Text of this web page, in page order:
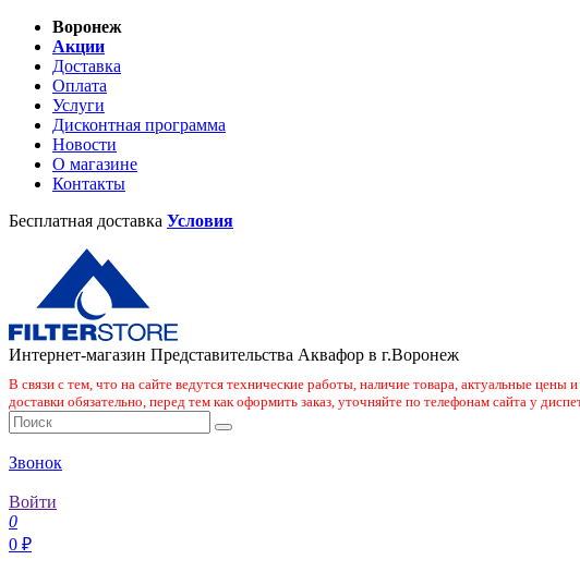
Воронеж
Акции
Доставка
Оплата
Услуги
Дисконтная программа
Новости
О магазине
Контакты
Бесплатная доставка Условия
Интернет-магазин Представительства Аквафор в г.Воронеж
В связи с тем, что на сайте ведутся технические работы, наличие товара, актуальные цены
доставки обязательно, перед тем как оформить заказ, уточняйте по телефонам сайта у
Звонок
Войти
0
0 ₽